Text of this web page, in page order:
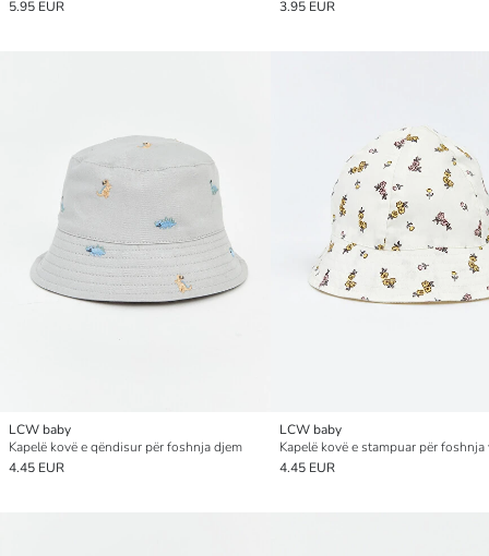
5.95 EUR 3.95 EUR
LCW baby
Kapelë kovë e qëndisur për foshnja djem
4.45 EUR
LCW baby
Kapelë kovë e stampuar për foshnja
4.45 EUR